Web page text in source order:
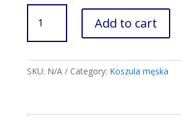
MĘSKA
MASSARO
Add to cart
SKU: N/A Category: Koszula męska